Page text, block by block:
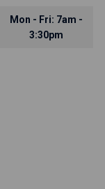
Mon - Fri: 7am -
3:30pm